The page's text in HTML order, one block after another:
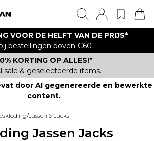
VOOR DE HELFT VAN DE PRIJS*
bestellingen boven €60
KORTING OP ALLES!*
sale & geselecteerde items.
door AI gegenereerde en bewerkte
content.
/Jassen & Jacks
Jassen Jacks